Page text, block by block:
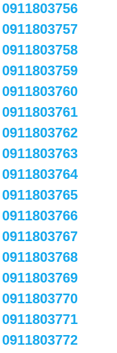
0911803756
0911803757
0911803758
0911803759
0911803760
0911803761
0911803762
0911803763
0911803764
0911803765
0911803766
0911803767
0911803768
0911803769
0911803770
0911803771
0911803772